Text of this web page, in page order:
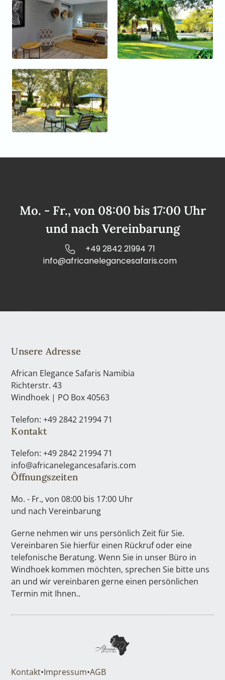
Mo. - Fr., von 08:00 bis 17:00 Uhr
und nach Vereinbarung
+49 2842 21994 71
info@africanelegancesafaris.com
Unsere Adresse
African Elegance Safaris Namibia
Richterstr. 43
Windhoek | PO Box 40563
Telefon: +49 2842 21994 71
Kontakt
Telefon: +49 2842 21994 71
info@africanelegancesafaris.com
Öffnungszeiten
Mo. - Fr., von 08:00 bis 17:00 Uhr
und nach Vereinbarung
Gerne nehmen wir uns persönlich Zeit für Sie.
Vereinbaren Sie hierfür einen Rückruf oder eine
telefonische Beratung. Wenn Sie in unser Büro in
Windhoek kommen möchten, sprechen Sie bitte uns
an und wir vereinbaren gerne einen persönlichen
Termin mit Ihnen..
Kontakt•Impressum•AGB